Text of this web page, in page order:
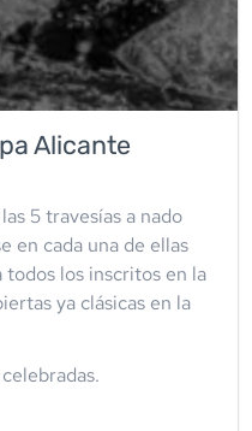
Alicante
5 travesías a nado
en cada una de ellas
todos los inscritos en la
ya clásicas en la
.